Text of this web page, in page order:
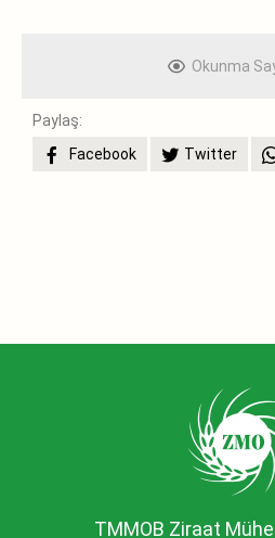
Okunma
Paylaş:
Facebook
Twitter
TMMOB Ziraat